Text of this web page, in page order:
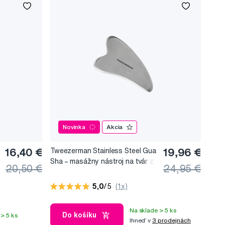
16,40 €
20,50 €
5 ks
Novinka Akcia
Tweezerman Stainless Steel Gua
Sha –⁠⁠⁠⁠⁠⁠ masážny nástroj na tvár z
19,96 €
24,95 €
5,0/5 (1x)
Do košíku
Na sklade > 5 ks
Ihneď v 3 prodejnách